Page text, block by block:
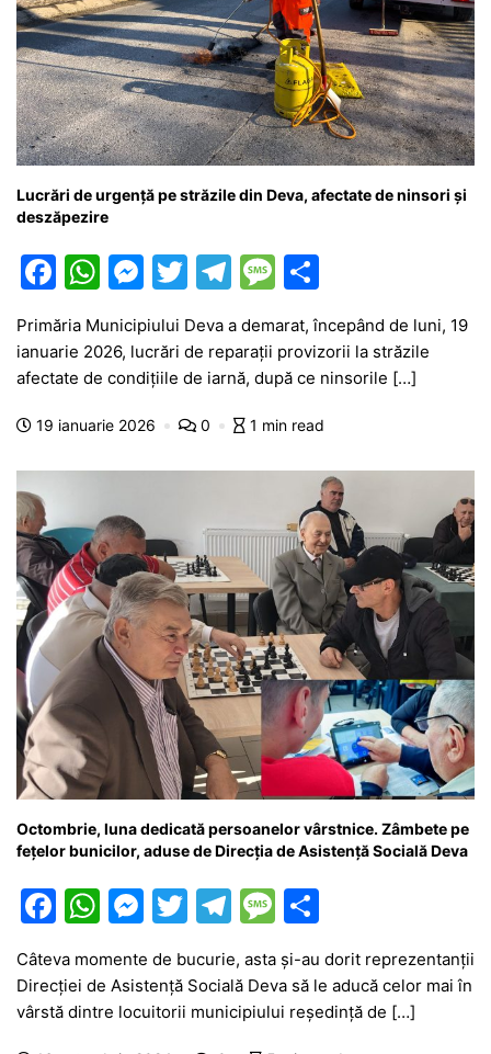
Lucrări de urgență pe străzile din Deva, afectate de ninsori și
deszăpezire
F
a
c
e
b
o
k
W
at
s
A
p
M
e
s
s
e
g
T
itt
er
T
e
gr
a
m
M
s
s
a
e
ta
je
a
ă
Primăria Municipiului Deva a demarat, începând de luni, 19
ianuarie 2026, lucrări de reparații provizorii la străzile
afectate de condițiile de iarnă, după ce ninsorile […]
19 ianuarie 2026 0 1 min read
Octombrie, luna dedicată persoanelor vârstnice. Zâmbete pe
fețelor bunicilor, aduse de Direcția de Asistență Socială Deva
F
c
e
W
at
s
M
s
s
T
itt
er
T
e
gr
M
e
s
s
ta
je
Câteva momente de bucurie, asta și-au dorit reprezentanții
Direcției de Asistență Socială Deva să le aducă celor mai în
vârstă dintre locuitorii municipiului reședință de […]